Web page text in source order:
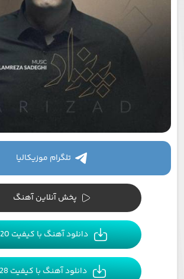
تلگرام موزیکالیا
پخش آنلاین آهنگ
دانلود آهنگ با کیفیت 320
دانلود آهنگ با کیفیت 128